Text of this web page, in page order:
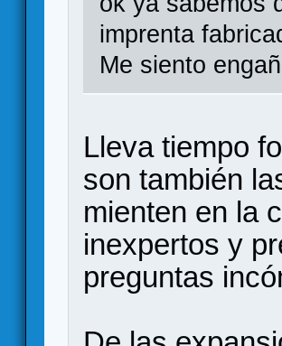
imprenta
Me siento
Lleva tiempo
son también
mienten en la
inexpertos y
preguntas